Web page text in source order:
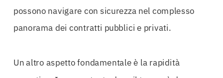
possono navigare con sicurezza nel complesso
panorama dei contratti pubblici e privati.
Un altro aspetto fondamentale è la rapidità